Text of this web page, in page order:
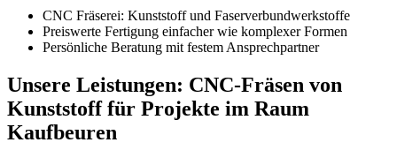
CNC Fräserei: Kunststoff und Faserverbundwerkstoffe
Preiswerte Fertigung einfacher wie komplexer Formen
Persönliche Beratung mit festem Ansprechpartner
Unsere Leistungen: CNC-Fräsen von
Kunststoff für Projekte im Raum
Kaufbeuren